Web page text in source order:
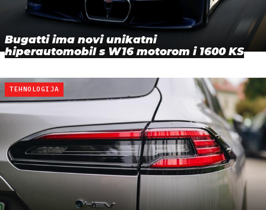
Bugatti ima novi unikatni
hiperautomobil s W16 motorom i 1600 KS
TEHNOLOGIJA